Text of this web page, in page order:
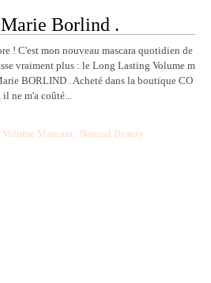
Borlind .
! C'est mon nouveau mascara quotidien de
vraiment plus : le Long Lasting Volume m
BORLIND . Acheté dans la boutique CO
ne m'a coûté...
Mascara Natural Beauty